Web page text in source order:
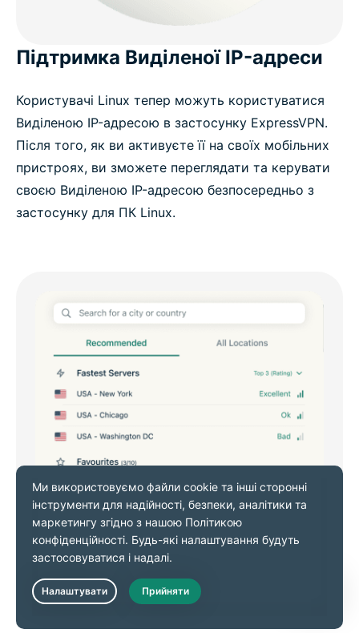
Підтримка Виділеної IP-адреси
Користувачі Linux тепер можуть користуватися
Виділеною IP-адресою в застосунку ExpressVPN.
Після того, як ви активуєте її на своїх мобільних
пристроях, ви зможете переглядати та керувати
своєю Виділеною IP-адресою безпосередньо з
застосунку для ПК Linux.
Система «Улюблених»